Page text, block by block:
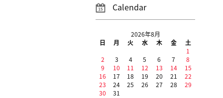
Calendar
2026年8月
日
月 火 水 木 金
土
1
2
3 4 5 6 7
8
9
10 11 12 13 14
15
16
17 18 19 20 21
22
23
24 25 26 27 28
29
30
31